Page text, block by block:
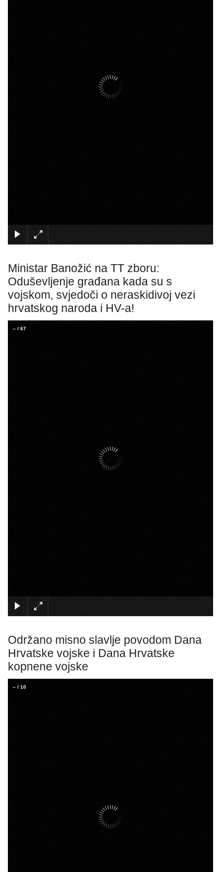
Ministar Banožić na TT zboru:
Oduševljenje građana kada su s
vojskom, svjedoči o neraskidivoj vezi
hrvatskog naroda i HV-a!
– / 67
Održano misno slavlje povodom Dana
Hrvatske vojske i Dana Hrvatske
kopnene vojske
– / 10